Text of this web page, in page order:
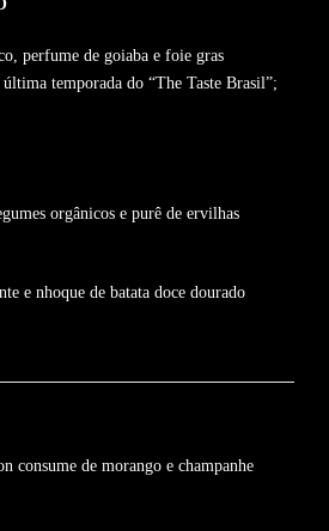
perfume de goiaba e foie gras
temporada do “The Taste Brasil”;
orgânicos e purê de ervilhas
e nhoque de batata doce dourado
consume de morango e champanhe